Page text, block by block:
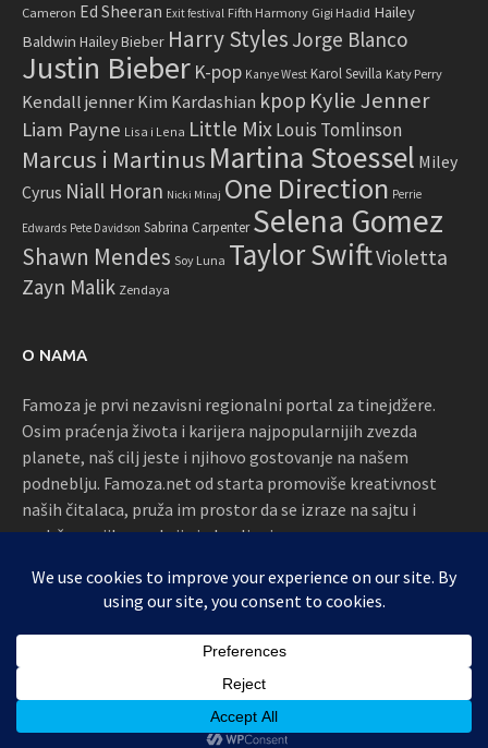
Cameron Ed Sheeran Exit festival Fifth Harmony Gigi Hadid Hailey
Baldwin Hailey Bieber Harry Styles Jorge Blanco
Justin Bieber K-pop Kanye West Karol Sevilla Katy Perry
Kendall jenner Kim Kardashian kpop Kylie Jenner
Liam Payne Lisa i Lena Little MixLouis Tomlinson
Marcus i Martinus Martina Stoessel Miley
Cyrus Niall Horan Nicki Minaj One Direction Perrie
Edwards Pete Davidson Sabrina Carpenter Selena Gomez
Shawn Mendes Soy Luna Taylor SwiftVioletta
Zayn Malik Zendaya
O NAMA
Famoza je prvi nezavisni regionalni portal za tinejdžere.
Osim praćenja života i karijera najpopularnijih zvezda
planete, naš cilj jeste i njihovo gostovanje na našem
podneblju. Famoza.net od starta promoviše kreativnost
naših čitalaca, pruža im prostor da se izraze na sajtu i
podržava njihove akcije i okupljanja